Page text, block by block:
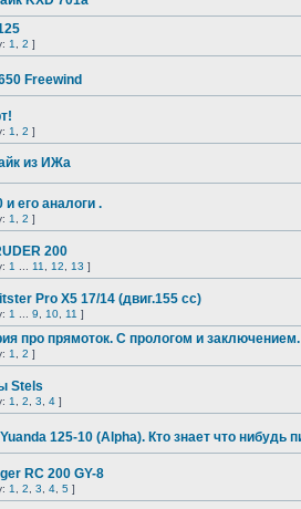
1 2 ]
Freewind
1 2 ]
из ИЖа
его аналоги .
1 2 ]
200
1 11 12 13 ]
Pro X5 17/14 (двиг.155 сс)
1 9 10 11 ]
про прямоток. С прологом и заключением.
1 2 ]
Stels
1 2 3 4 ]
125-10 (Alpha). Кто знает что нибудь
RC 200 GY-8
1 2 3 4 5 ]